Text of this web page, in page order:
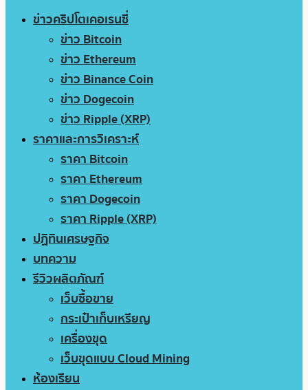
ข่าวคริปโตเคอเรนซี่
ข่าว Bitcoin
ข่าว Ethereum
ข่าว Binance Coin
ข่าว Dogecoin
ข่าว Ripple (XRP)
ราคาและการวิเคราะห์
ราคา Bitcoin
ราคา Ethereum
ราคา Dogecoin
ราคา Ripple (XRP)
ปฏิทินเศรษฐกิจ
บทความ
รีวิวผลิตภัณฑ์
เว็บซื้อขาย
กระเป๋าเก็บเหรียญ
เครื่องขุด
เว็บขุดแบบ Cloud Mining
ห้องเรียน